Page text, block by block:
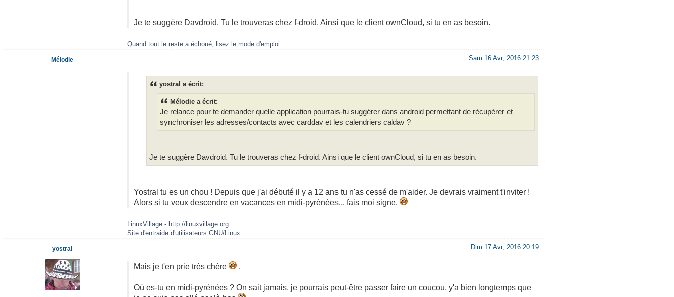
Je te suggère Davdroid. Tu le trouveras chez f-droid. Ainsi que le client ownCloud, si tu en as besoin.
Quand tout le reste a échoué, lisez le mode d'emploi.
Sam 16 Avr, 2016 21:23
yostral a écrit:
Mélodie a écrit:
Je relance pour te demander quelle application pourrais-tu suggérer dans android permettant de récupérer et
synchroniser les adresses/contacts avec carddav et les calendriers caldav ?
Je te suggère Davdroid. Tu le trouveras chez f-droid. Ainsi que le client ownCloud, si tu en as besoin.
Yostral tu es un chou ! Depuis que j'ai débuté il y a 12 ans tu n'as cessé de m'aider. Je devrais vraiment t'inviter !
Alors si tu veux descendre en vacances en midi-pyrénées... fais moi signe.
LinuxVillage - http://linuxvillage.org
Site d'entraide d'utilisateurs GNU/Linux
Mélodie
Dim 17 Avr, 2016 20:19
Mais je t'en prie très chère .
Où es-tu en midi-pyrénées ? On sait jamais, je pourrais peut-être passer faire un coucou, y'a bien longtemps que
yostral